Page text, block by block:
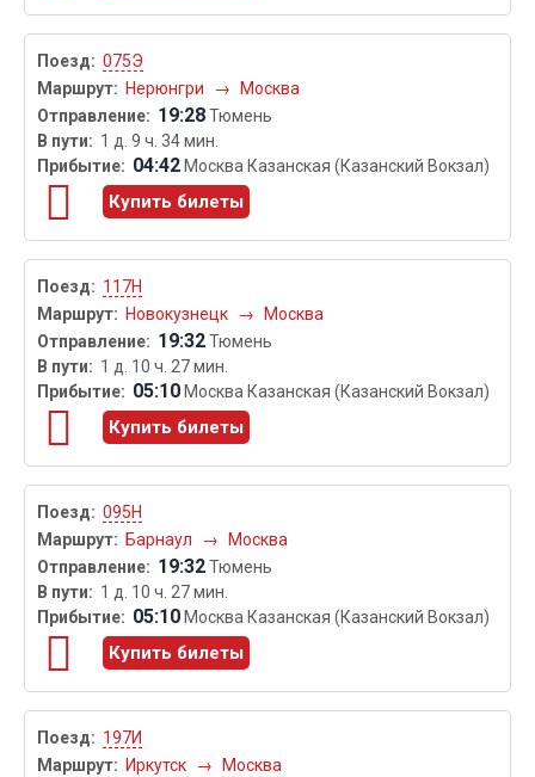
075Э
Нерюнгри
→ Москва
19:28Тюмень
1 д. 9 ч. 34 мин.
04:42 Москва Казанская (Казанский Вокзал)
Купить билеты
117Н
Новокузнецк
→ Москва
19:32Тюмень
1 д. 10 ч. 27 мин.
05:10 Москва Казанская (Казанский Вокзал)
Купить билеты
095Н
Барнаул
→ Москва
19:32Тюмень
1 д. 10 ч. 27 мин.
05:10 Москва Казанская (Казанский Вокзал)
Купить билеты
197И
Иркутск
→ Москва